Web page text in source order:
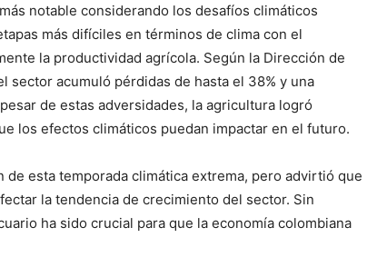
notable considerando los desafíos climáticos
más difíciles en términos de clima con el
la productividad agrícola. Según la Dirección de
sector acumuló pérdidas de hasta el 38% y una
de estas adversidades, la agricultura logró
los efectos climáticos puedan impactar en el futuro.
esta temporada climática extrema, pero advirtió que
la tendencia de crecimiento del sector. Sin
ha sido crucial para que la economía colombiana